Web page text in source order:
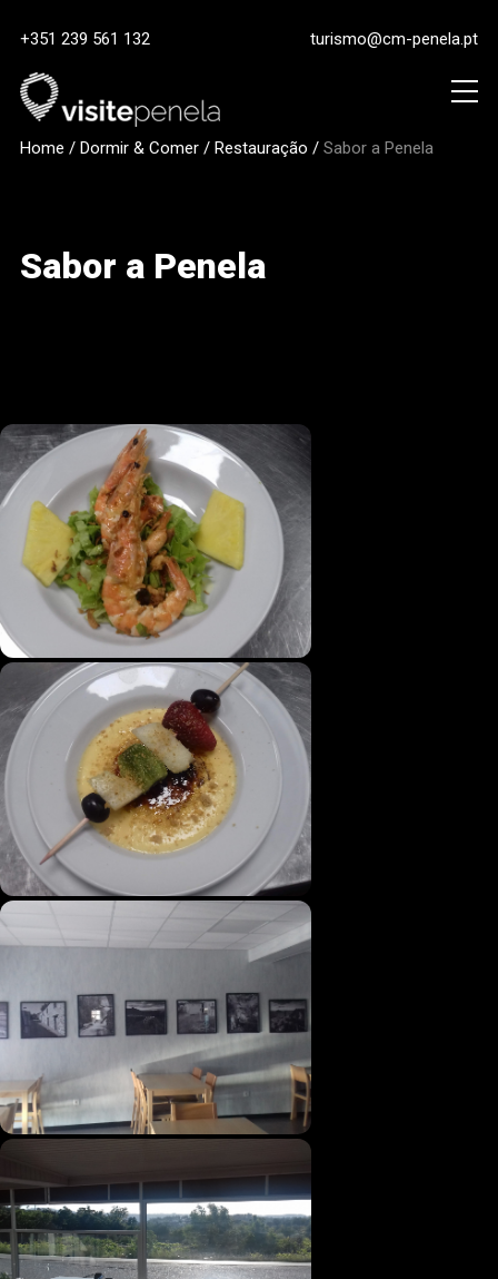
+351 239 561 132 turismo@cm-penela.pt
Home / Dormir & Comer / Restauração / Sabor a Penela
Sabor a Penela